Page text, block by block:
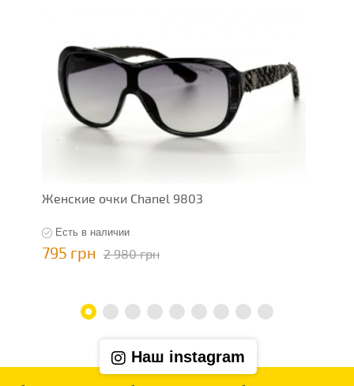
Женские очки Chanel 9803
Есть в наличии
795 грн 2 980 грн
Наш instagram